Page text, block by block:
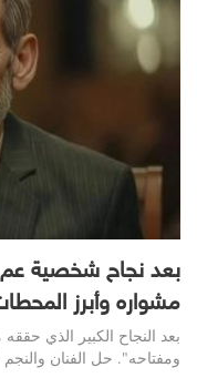
بعد نجاح شخصية
مشواره وأبرز
بعد النجاح الكبير الذي
ومفتاحه". حل الفنان